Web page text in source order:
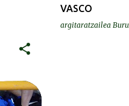
VASCO
argitaratzailea